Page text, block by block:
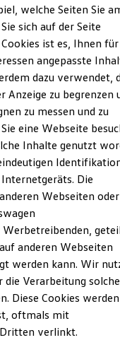
Updates
wir
welche Seiten Sie
sich auf der Seite
ist es, Ihnen für
angepasste
dazu verwendet,
Anzeige zu begrenzen
zu messen und zu
eine Webseite
Inhalte genutzt
Die
Webseiten oder
Werbetreibenden,
anderen Webseiten
werden kann. Wir
Verarbeitung
Diese Cookies
oftmals mit
verlinkt.